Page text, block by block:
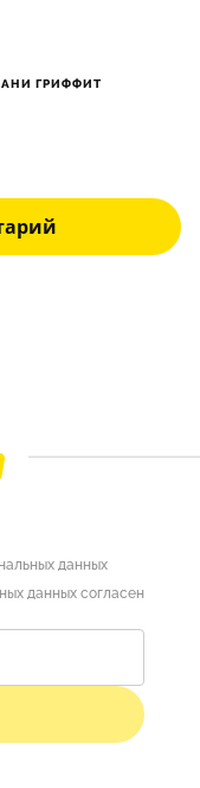
ГРИФФИТ
данных
данных согласен